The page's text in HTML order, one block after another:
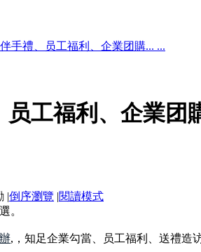
手禮、员工福利、企業团購... ...
工福利、企業团
|倒序瀏覽 |閱讀模式
。
,，知足企業勾當、员工福利、送禮造